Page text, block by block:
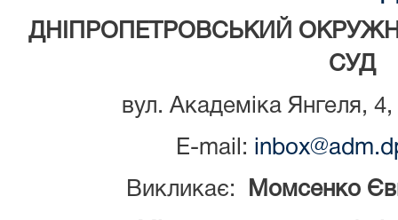
ДНІПРОПЕТРОВСЬКИЙ
СУД
вул. Академіка Янгеля,
E-mail:
Викликає:
Момсенко